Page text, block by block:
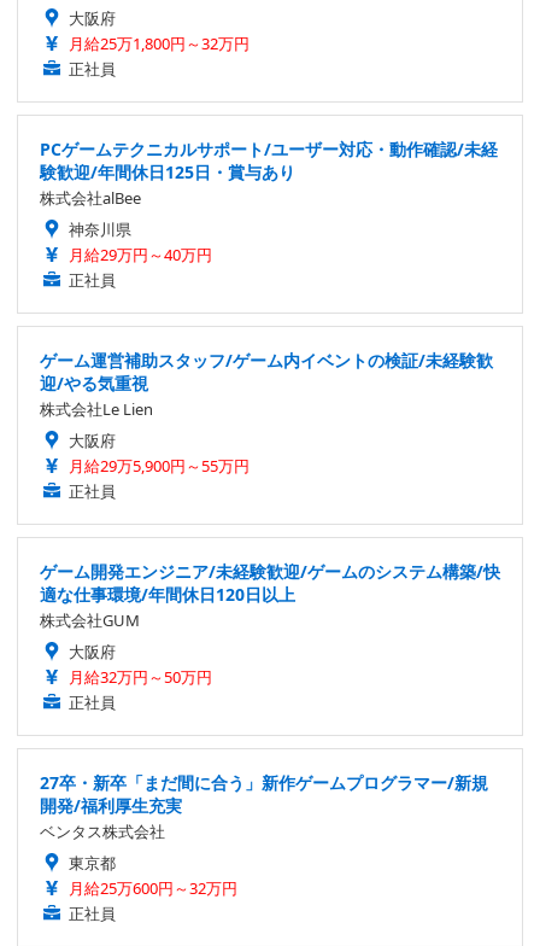
大阪府
月給25万1,800円～32万円
正社員
PCゲームテクニカルサポート/ユーザー対応・動作確認/未経
験歓迎/年間休日125日・賞与あり
株式会社alBee
神奈川県
月給29万円～40万円
正社員
ゲーム運営補助スタッフ/ゲーム内イベントの検証/未経験歓
迎/やる気重視
株式会社Le Lien
大阪府
月給29万5,900円～55万円
正社員
ゲーム開発エンジニア/未経験歓迎/ゲームのシステム構築/快
適な仕事環境/年間休日120日以上
株式会社GUM
大阪府
月給32万円～50万円
正社員
27卒・新卒「まだ間に合う」新作ゲームプログラマー/新規
開発/福利厚生充実
ベンタス株式会社
東京都
月給25万600円～32万円
正社員